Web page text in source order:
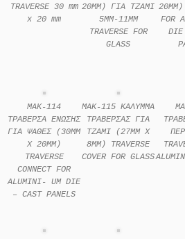
TRAVERSE 30 mm
x 20 mm
20MM) ΓΙΑ ΤΖΑΜΙ
5MM-11MM
TRAVERSE FOR
GLASS
20MM)
FOR
DIE
MAK-114
ΤΡΑΒΕΡΣΑ ΕΝΩΣΗΣ
ΓΙΑ ΨΑΘΕΣ (30MM
X 20MM)
TRAVERSE
CONNECT FOR
ALUMINI- UM DIE
– CAST PANELS
MAK-115 ΚΑΛΥΜΜΑ
ΤΡΑΒΕΡΣΑΣ ΓΙΑ
ΤΖΑΜΙ (27MM X
8MM) TRAVERSE
COVER FOR GLASS